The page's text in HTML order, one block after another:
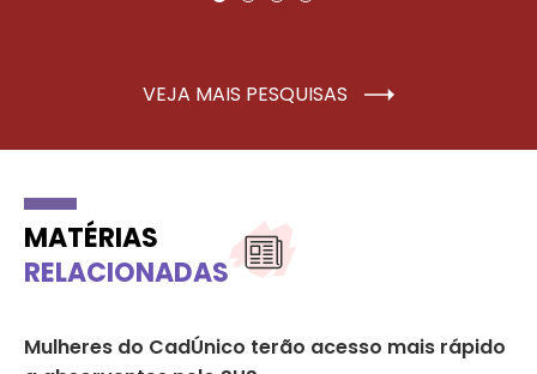
VEJA MAIS PESQUISAS
MATÉRIAS
RELACIONADAS
Mulheres do CadÚnico terão acesso mais rápido